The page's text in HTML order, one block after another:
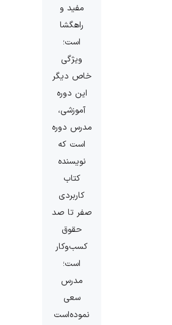
مفید و
راهگشا
است؛
ویژگی
خاص دیگر
این دوره
آموزشی،
مدرس دوره
است که
نویسنده
کتاب
کاربردی
صفر تا صد
حقوق
کسب‌وکار
است؛
مدرس
سعی
نموده‌است